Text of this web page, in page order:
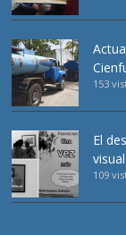
153
El
visual
109